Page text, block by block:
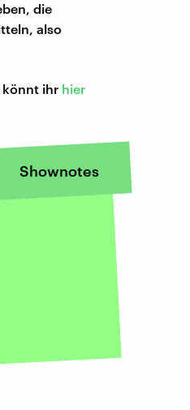
die
also
könnt ihr hier
Shownotes